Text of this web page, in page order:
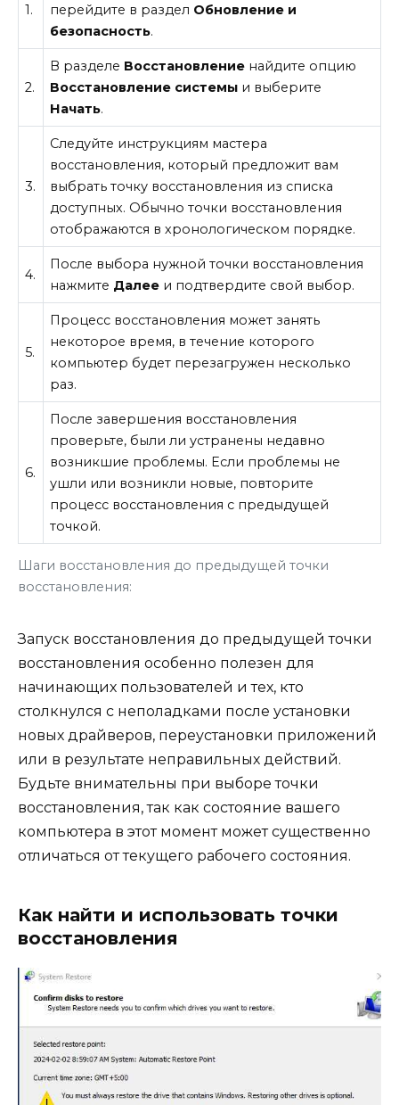
Шаги восстановления до предыдущей точки
восстановления:
1.
перейдите в раздел Обновление и
безопасность.
2.
В разделе Восстановление найдите опцию
Восстановление системы и выберите
Начать.
3.
Следуйте инструкциям мастера
восстановления, который предложит вам
выбрать точку восстановления из списка
доступных. Обычно точки восстановления
отображаются в хронологическом порядке.
4.
После выбора нужной точки восстановления
нажмите Далее и подтвердите свой выбор.
5.
Процесс восстановления может занять
некоторое время, в течение которого
компьютер будет перезагружен несколько
раз.
6.
После завершения восстановления
проверьте, были ли устранены недавно
возникшие проблемы. Если проблемы не
ушли или возникли новые, повторите
процесс восстановления с предыдущей
точкой.
Запуск восстановления до предыдущей точки
восстановления особенно полезен для
начинающих пользователей и тех, кто
столкнулся с неполадками после установки
новых драйверов, переустановки приложений
или в результате неправильных действий.
Будьте внимательны при выборе точки
восстановления, так как состояние вашего
компьютера в этот момент может существенно
отличаться от текущего рабочего состояния.
Как найти и использовать точки
восстановления